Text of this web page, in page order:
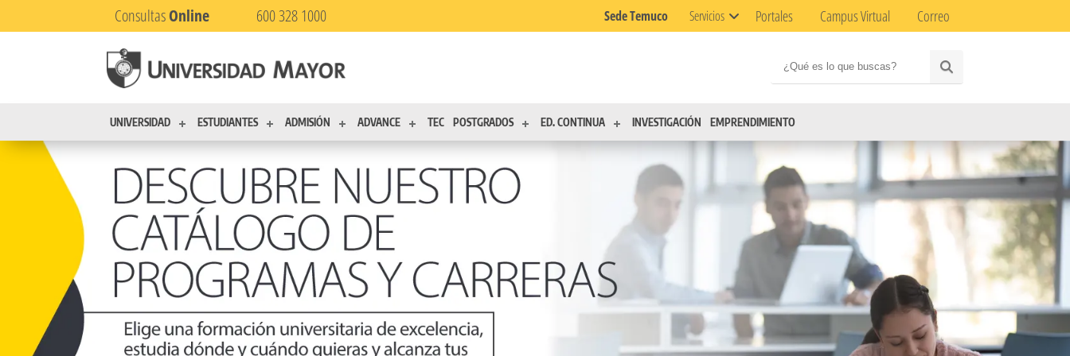
ConsultasOnline 600 328 1000 Sede Temuco Servicios Portales Campus Virtual Correo
UNIVERSIDAD ESTUDIANTES ADMISIÓN ADVANCE TEC POSTGRADOS ED. CONTINUA INVESTIGACIÓN EMPRENDIMIENTO